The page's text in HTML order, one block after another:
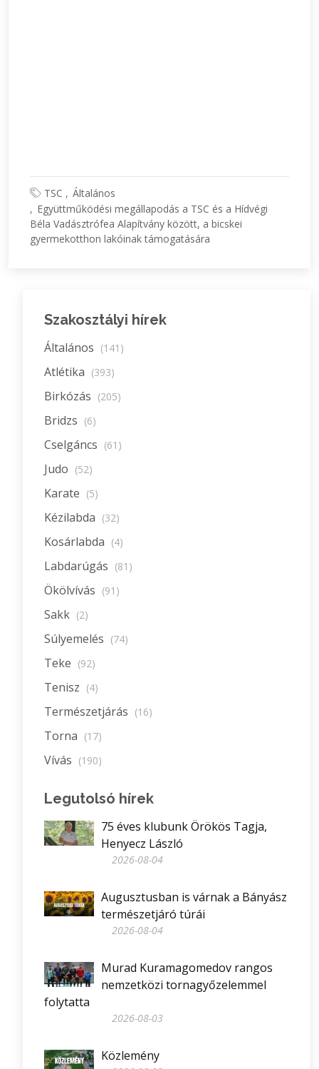
TSC
Általános
Együttműködési megállapodás a TSC és a Hídvégi
Béla Vadásztrófea Alapítvány között, a bicskei
gyermekotthon lakóinak támogatására
Szakosztályi hírek
Általános (141)
Atlétika (393)
Birkózás (205)
Bridzs (6)
Cselgáncs (61)
Judo (52)
Karate (5)
Kézilabda (32)
Kosárlabda (4)
Labdarúgás (81)
Ökölvívás (91)
Sakk (2)
Súlyemelés (74)
Teke (92)
Tenisz (4)
Természetjárás (16)
Torna (17)
Vívás (190)
Legutolsó hírek
75 éves klubunk Örökös Tagja,
Henyecz László
2026-08-04
Augusztusban is várnak a Bányász
természetjáró túrái
2026-08-04
Murad Kuramagomedov rangos
nemzetközi tornagyőzelemmel
folytatta
2026-08-03
Közlemény